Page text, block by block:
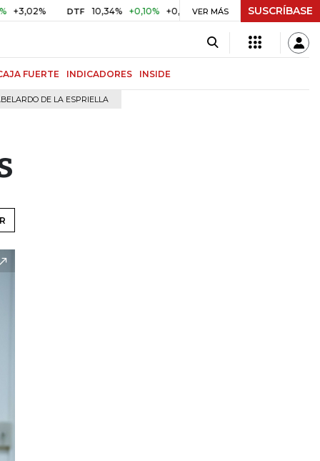
DTF 10,34% +0,10% +0,98% UVR $ 417,01 +$ 0,05 +0,01%
VER MÁS SUSCRÍBASE
FUERTE INDICADORES INSIDE
DE LA ESPRIELLA